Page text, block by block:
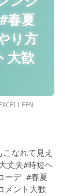
春夏
り方
大歓
こなれて見え
丈夫#時短ヘ
ーデ #春夏
メント大歓